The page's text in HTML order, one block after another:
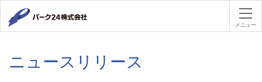
パーク２
メニュー
ニュースリリース